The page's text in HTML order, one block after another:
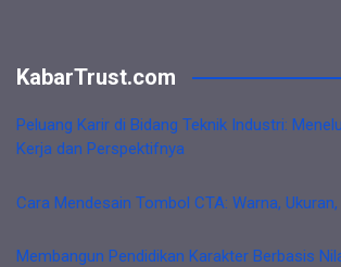
KabarTrust.com
Peluang Karir di Bidang Teknik Industri:
Kerja dan Perspektifnya
Cara Mendesain Tombol CTA: Warna,
Membangun Pendidikan Karakter Berbasis